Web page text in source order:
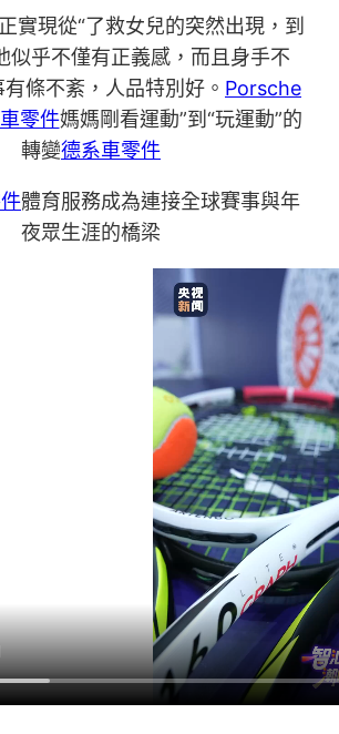
實現從“了救女兒的突然出現，到
似乎不僅有正義感，而且身手不
條不紊，人品特別好。 Porsche
零件媽媽剛看運動”到“玩運動”的
轉變德系車零件
體育服務成為連接全球賽事與年
夜眾生涯的橋梁